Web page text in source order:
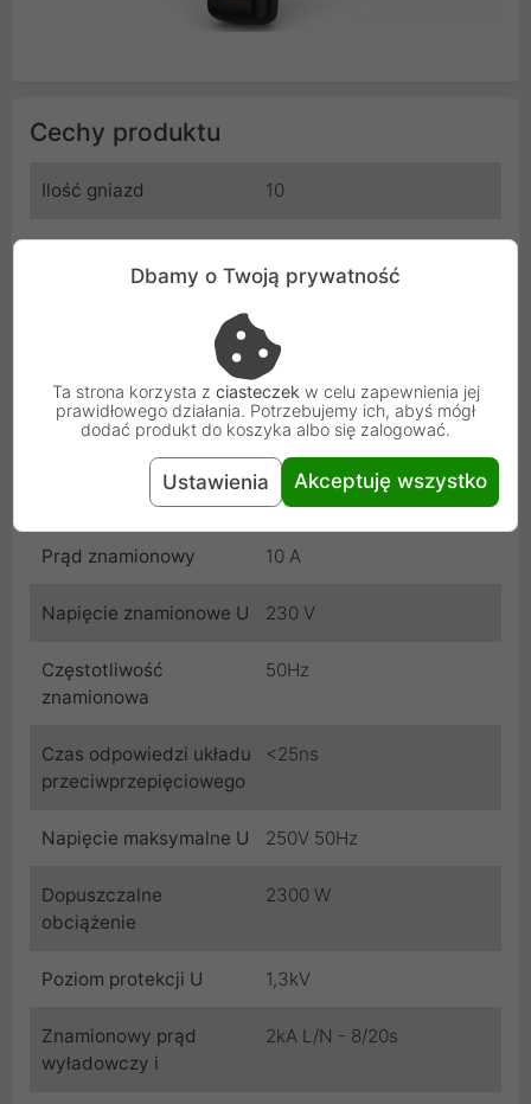
Cechy produktu
Ilość gniazd 10
Długość kabla 1.5 m
Jeden bezpiecznik
automatyczny o
charakterystyce zwłocznej
10A/250V
Tak
Prąd znamionowy 10 A
Napięcie znamionowe U 230 V
Częstotliwość
znamionowa
50Hz
Czas odpowiedzi układu
przeciwprzepięciowego
<25ns
Napięcie maksymalne U 250V 50Hz
Dopuszczalne
obciążenie
2300 W
Poziom protekcji U 1,3kV
Znamionowy prąd
wyładowczy i
2kA L/N - 8/20s
Dbamy o Twoją prywatność
Ta strona korzysta z ciasteczek w celu zapewnienia jej
prawidłowego działania. Potrzebujemy ich, abyś mógł
dodać produkt do koszyka albo się zalogować.
Ustawienia Akceptuję wszystko